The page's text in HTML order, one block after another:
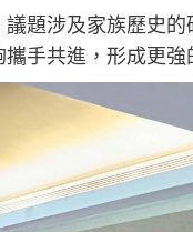
題涉及家族歷史
手共進，形成更強